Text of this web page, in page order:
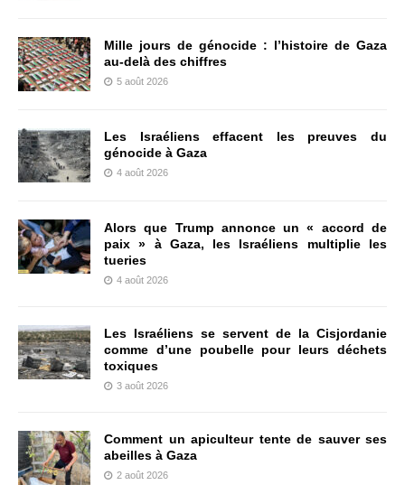
Mille jours de génocide : l’histoire de Gaza
au-delà des chiffres
5 août 2026
Les Israéliens effacent les preuves du
génocide à Gaza
4 août 2026
Alors que Trump annonce un « accord de
paix » à Gaza, les Israéliens multiplie les
tueries
4 août 2026
Les Israéliens se servent de la Cisjordanie
comme d’une poubelle pour leurs déchets
toxiques
3 août 2026
Comment un apiculteur tente de sauver ses
abeilles à Gaza
2 août 2026